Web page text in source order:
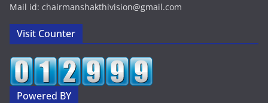
Mail id: chairmanshakthivision@gmail.com
Visit Counter
Powered BY